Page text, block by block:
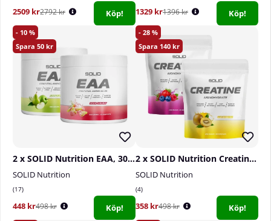
2509 kr2792 kr Köp! 1329 kr1396 kr Köp!
10
50
2 x SOLID Nutrition EAA, 300 g
SOLID Nutrition
17
448 kr498 kr Köp!
28
140
2 x SOLID Nutrition Creatine Monohydrate, 400 g
SOLID Nutrition
4
358 kr498 kr Köp!